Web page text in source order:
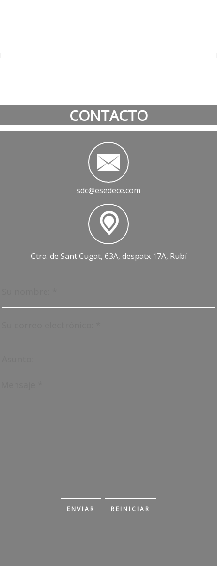
CONTACTO
sdc@esedece.com
Ctra. de Sant Cugat, 63A, despatx 17A, Rubí